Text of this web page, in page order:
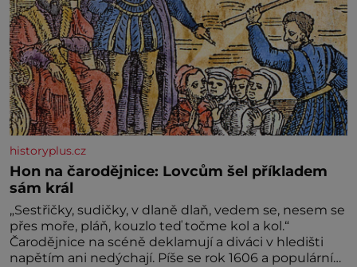
historyplus.cz
Hon na čarodějnice: Lovcům šel příkladem
sám král
„Sestřičky, sudičky, v dlaně dlaň, vedem se, nesem se
přes moře, pláň, kouzlo teď točme kol a kol.“
Čarodějnice na scéně deklamují a diváci v hledišti
napětím ani nedýchají. Píše se rok 1606 a populární